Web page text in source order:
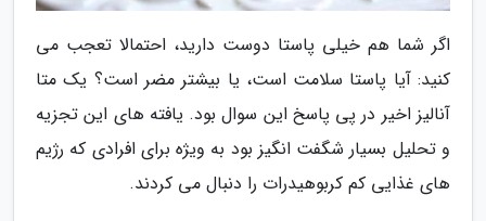
اگر شما هم خیلی پاستا دوست دارید، احتمالا تعجب می
کنید: آیا پاستا سلامت است، یا بیشتر مضر است؟ یک متا
آنالیز اخیر در پی پاسخ این سوال بود. یافته های این تجزیه
و تحلیل بسیار شگفت انگیز بود به ویژه برای افرادی که رژیم
های غذایی کم کربوهیدرات را دنبال می کردند.